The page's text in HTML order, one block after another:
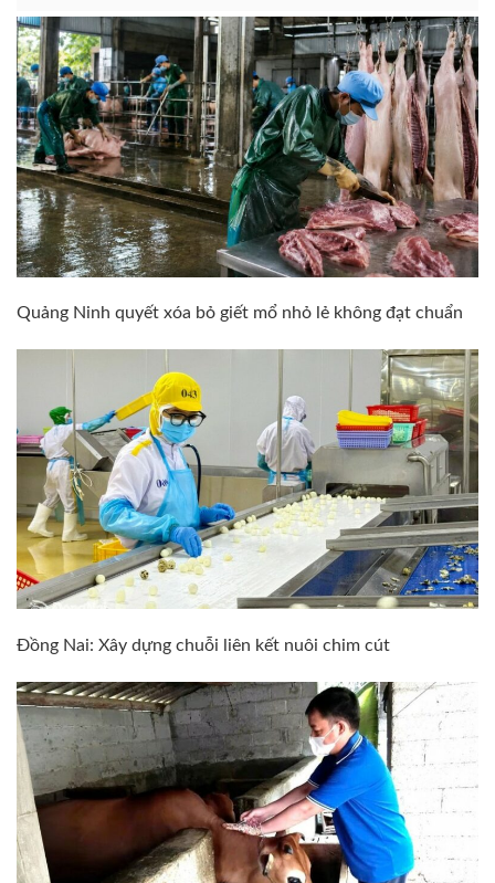
Quảng Ninh quyết xóa bỏ giết mổ nhỏ lẻ không đạt chuẩn
Đồng Nai: Xây dựng chuỗi liên kết nuôi chim cút